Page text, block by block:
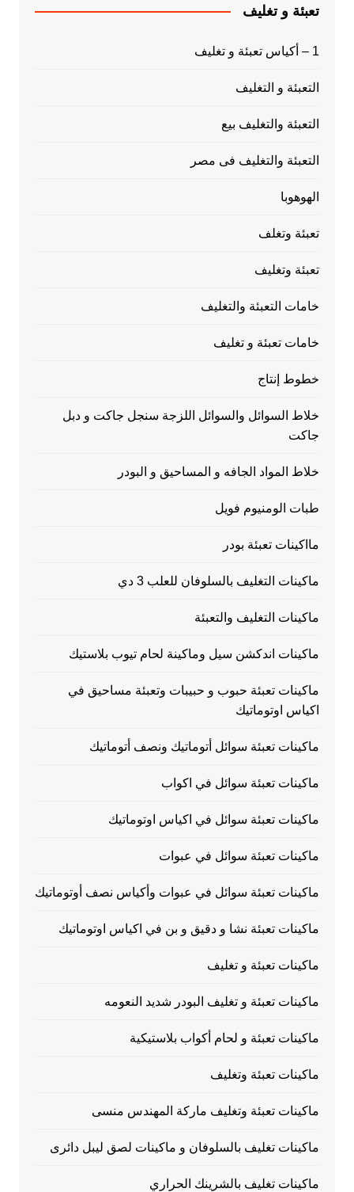
تعبئة و تغليف
1 – أكياس تعبئة و تغليف
التعبئة و التغليف
التعبئة والتغليف بيع
التعبئة والتغليف فى مصر
الهوهوبا
تعبئة وتغلف
تعبئة وتغليف
خامات التعبئة والتغليف
خامات تعبئة و تغليف
خطوط إنتاج
خلاط السوائل والسوائل اللزجة سنجل جاكت و دبل
جاكت
خلاط المواد الجافه و المساحيق و البودر
طبات الومنيوم فويل
مااكينات تعبئة بودر
ماكينات التغليف بالسلوفان للعلب 3 دي
ماكينات التغليف والتعبئة
ماكينات اندكشن سيل وماكينة لحام تيوب بلاستيك
ماكينات تعبئة حبوب و حبيبات وتعبئة مساحيق في
اكياس اوتوماتيك
ماكينات تعبئة سوائل أتوماتيك ونصف أتوماتيك
ماكينات تعبئة سوائل في اكواب
ماكينات تعبئة سوائل في اكياس اوتوماتيك
ماكينات تعبئة سوائل في عبوات
ماكينات تعبئة سوائل في عبوات وأكياس نصف أوتوماتيك
ماكينات تعبئة نشا و دقيق و بن في اكياس اوتوماتيك
ماكينات تعبئة و تغليف
ماكينات تعبئة و تغليف البودر شديد النعومه
ماكينات تعبئة و لحام أكواب بلاستيكية
ماكينات تعبئة وتغليف
ماكينات تعبئة وتغليف ماركة المهندس منسى
ماكينات تغليف بالسلوفان و ماكينات لصق ليبل دائرى
ماكينات تغليف بالشرينك الحراري